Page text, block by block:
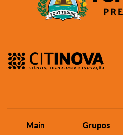
Main
Grupos